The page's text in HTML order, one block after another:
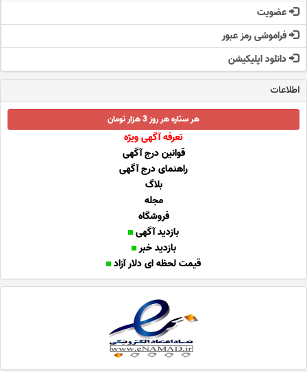
عضویت
فراموشی رمز عبور
دانلود اپلیکیشن
اطلاعات
هر ستاره هر روز 3 هزار تومان
تعرفه آگهی ویژه
قوانین درج آگهی
راهنمای درج آگهی
بلاگ
مجله
فروشگاه
بازدید آگهی
بازدید خبر
قیمت لحظه ای دلار آزاد